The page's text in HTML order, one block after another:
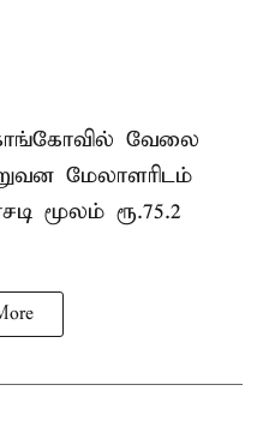
வில் வேலை
மேலாளரிடம்
மூலம் ரூ.75.2